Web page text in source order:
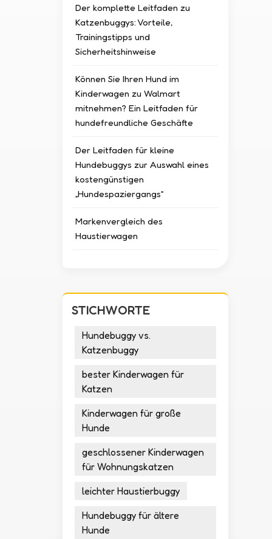
Der komplette Leitfaden zu
Katzenbuggys: Vorteile,
Trainingstipps und
Sicherheitshinweise
Können Sie Ihren Hund im
Kinderwagen zu Walmart
mitnehmen? Ein Leitfaden für
hundefreundliche Geschäfte
Der Leitfaden für kleine
Hundebuggys zur Auswahl eines
kostengünstigen
„Hundespaziergangs“
Markenvergleich des
Haustierwagen
STICHWORTE
Hundebuggy vs.
Katzenbuggy
bester Kinderwagen für
Katzen
Kinderwagen für große
Hunde
geschlossener Kinderwagen
für Wohnungskatzen
leichter Haustierbuggy
Hundebuggy für ältere
Hunde